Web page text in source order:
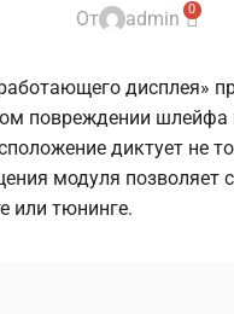
От admin 0
дисплея»
повреждении
диктует не
модуля позволяет
или тюнинге.